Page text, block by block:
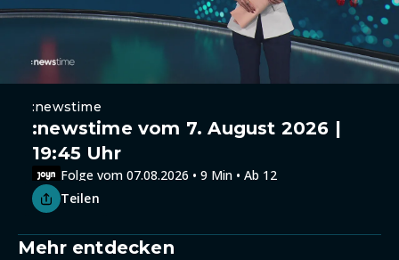
:newstime
:newstime vom 7. August 2026 |
19:45 Uhr
Folge vom 07.08.2026 • 9 Min • Ab 12
Teilen
Mehr entdecken